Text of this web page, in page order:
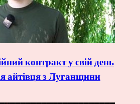
контракт у свій день
айтівця з Луганщини